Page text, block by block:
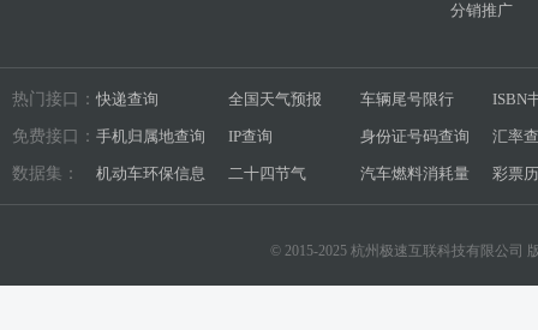
分销推广
热门接口： 快递查询 全国天气预报 车辆尾号限行 ISBN
免费接口： 手机归属地查询 IP查询 身份证号码查询 汇率
数据集： 机动车环保信息 二十四节气 汽车燃料消耗量 彩票
© 2015-2025 杭州极速互联科技有限公司